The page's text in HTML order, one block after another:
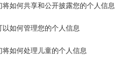
将如何共享和公开披露您的个人信息
以如何管理您的个人信息
将如何处理儿童的个人信息